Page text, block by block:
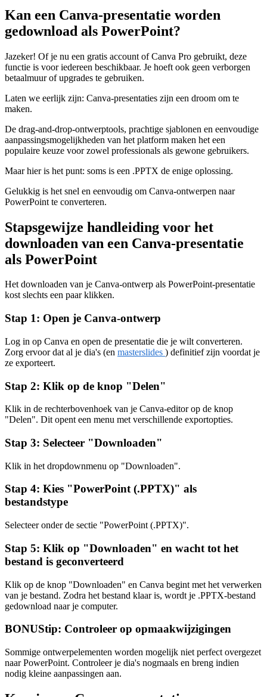
Kan een Canva-presentatie worden
gedownload als PowerPoint?
Jazeker! Of je nu een gratis account of Canva Pro gebruikt, deze
functie is voor iedereen beschikbaar. Je hoeft ook geen verborgen
betaalmuur of upgrades te gebruiken.
Laten we eerlijk zijn: Canva-presentaties zijn een droom om te
maken.
De drag-and-drop-ontwerptools, prachtige sjablonen en eenvoudige
aanpassingsmogelijkheden van het platform maken het een
populaire keuze voor zowel professionals als gewone gebruikers.
Maar hier is het punt: soms is een .PPTX de enige oplossing.
Gelukkig is het snel en eenvoudig om Canva-ontwerpen naar
PowerPoint te converteren.
Stapsgewijze handleiding voor het
downloaden van een Canva-presentatie
als PowerPoint
Het downloaden van je Canva-ontwerp als PowerPoint-presentatie
kost slechts een paar klikken.
Stap 1: Open je Canva-ontwerp
Log in op Canva en open de presentatie die je wilt converteren.
Zorg ervoor dat al je dia's (en masterslides ) definitief zijn voordat je
ze exporteert.
Stap 2: Klik op de knop "Delen"
Klik in de rechterbovenhoek van je Canva-editor op de knop
"Delen". Dit opent een menu met verschillende exportopties.
Stap 3: Selecteer "Downloaden"
Klik in het dropdownmenu op "Downloaden".
Stap 4: Kies "PowerPoint (.PPTX)" als
bestandstype
Selecteer onder de sectie "PowerPoint (.PPTX)".
Stap 5: Klik op "Downloaden" en wacht tot het
bestand is geconverteerd
Klik op de knop "Downloaden" en Canva begint met het verwerken
van je bestand. Zodra het bestand klaar is, wordt je .PPTX-bestand
gedownload naar je computer.
BONUStip: Controleer op opmaakwijzigingen
Sommige ontwerpelementen worden mogelijk niet perfect overgezet
naar PowerPoint. Controleer je dia's nogmaals en breng indien
nodig kleine aanpassingen aan.